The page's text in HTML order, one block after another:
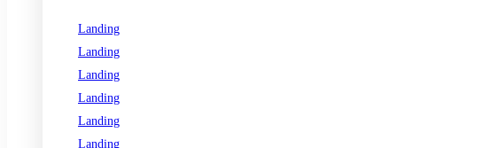
Landing
Landing
Landing
Landing
Landing
Landing